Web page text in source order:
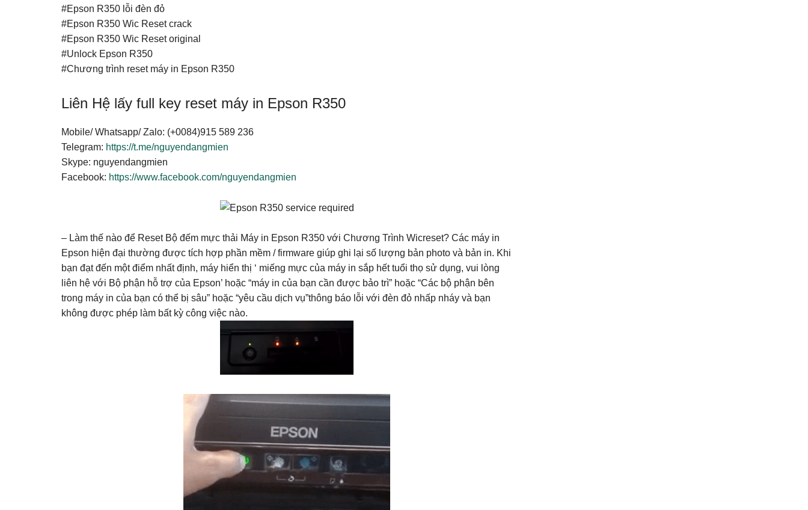
#Epson R350 lỗi đèn đỏ
#Epson R350 Wic Reset crack
#Epson R350 Wic Reset original
#Unlock Epson R350
#Chương trình reset máy in Epson R350
Liên Hệ lấy full key reset máy in Epson R350
Mobile/ Whatsapp/ Zalo: (+0084)915 589 236
Telegram: https://t.me/nguyendangmien
Skype: nguyendangmien
Facebook: https://www.facebook.com/nguyendangmien
– Làm thế nào để Reset Bộ đếm mực thải Máy in Epson R350 với Chương Trình Wicreset? Các máy in
Epson hiện đại thường được tích hợp phần mềm / firmware giúp ghi lại số lượng bản photo và bản in. Khi
bạn đạt đến một điểm nhất định, máy hiển thị ‘ miếng mực của máy in sắp hết tuổi thọ sử dụng, vui lòng
liên hệ với Bộ phận hỗ trợ của Epson’ hoặc “máy in của bạn cần được bảo trì” hoặc “Các bộ phận bên
trong máy in của bạn có thể bị sâu” hoặc “yêu cầu dịch vụ”thông báo lỗi với đèn đỏ nhấp nháy và bạn
không được phép làm bất kỳ công việc nào.